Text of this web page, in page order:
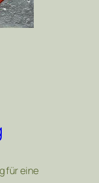
für eine